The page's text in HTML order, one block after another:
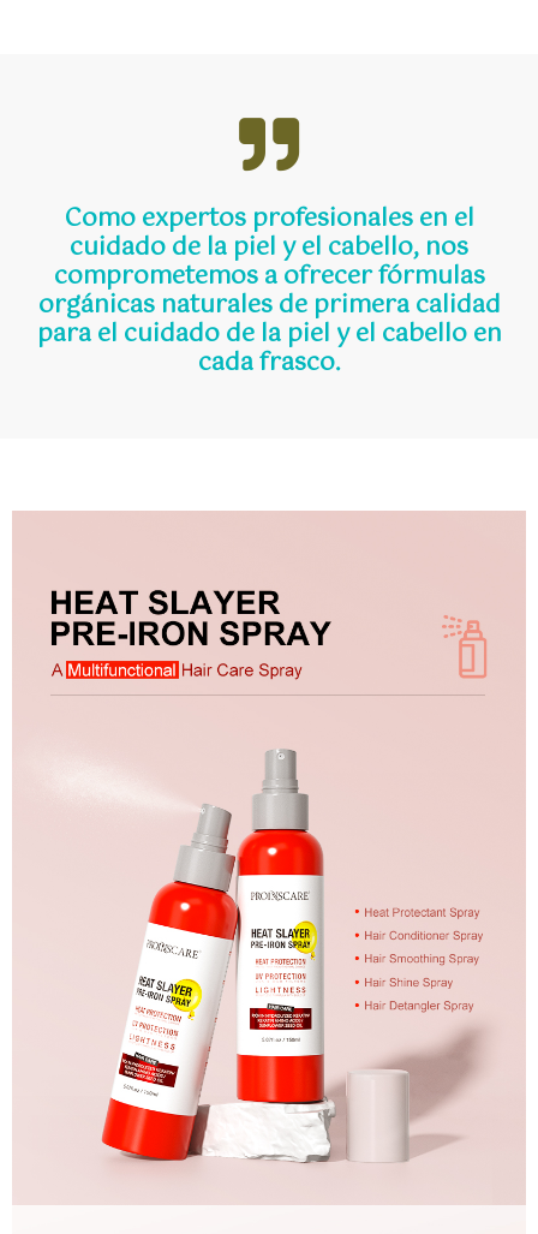
Como expertos profesionales en el
cuidado de la piel y el cabello, nos
comprometemos a ofrecer fórmulas
orgánicas naturales de primera calidad
para el cuidado de la piel y el cabello en
cada frasco.